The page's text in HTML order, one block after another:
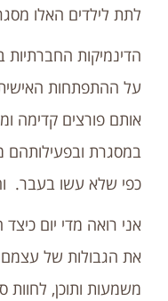
לתת לילדים האלו
הדינמיקות
על ההתפתחות
אותם פורצים קדימה
במסגרת
כפי שלא עשו בעבר.
אני רואה מדי יום
את הגבולות של עצמם
משמעות ותוכן, לחוות